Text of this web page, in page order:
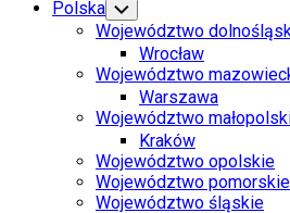
Polska Toggle
Child
Menu
Województwo
Wrocław
Województwo
Warszawa
Województwo
Kraków
Województwo opolskie
Województwo pomorskie
Województwo śląskie